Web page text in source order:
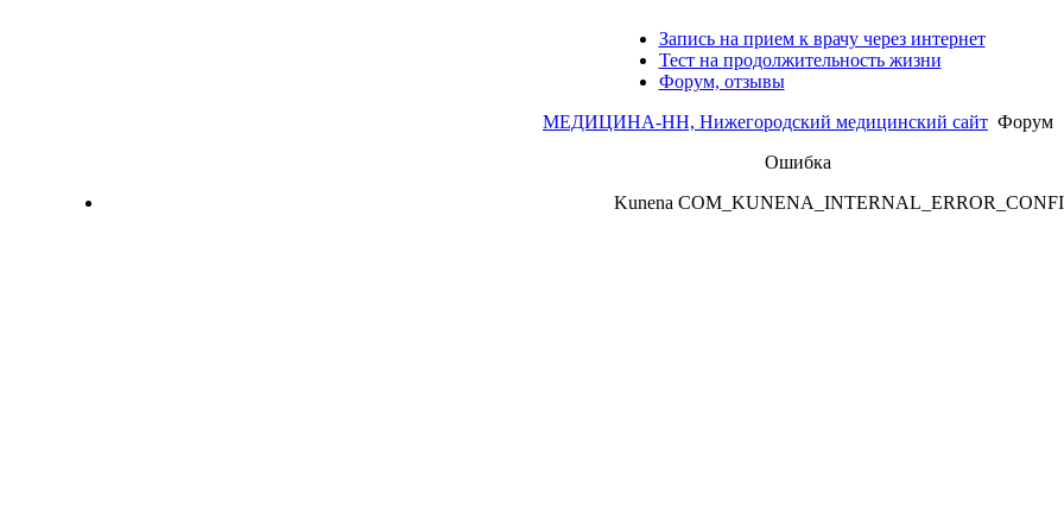
Запись на прием к врачу через интернет
Тест на продолжительность жизни
Форум, отзывы
МЕДИЦИНА-НН, Нижегородский медицинский сайт Форум
Ошибка
Kunena